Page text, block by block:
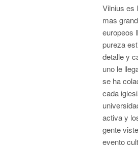
Vilnius es
mas
europeos
pureza
detalle y
uno le
se ha
cada
activa y
gente
evento